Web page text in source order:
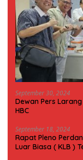
September 30, 2024
Dewan Pers
HBC
September 18, 2024
Rapat Pleno
Luar Biasa ( KLB )